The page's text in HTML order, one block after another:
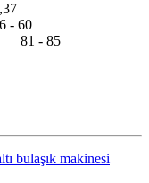
- 60
81 - 85
bulaşık makinesi